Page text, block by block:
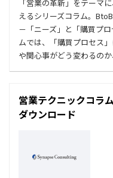
「営業の革新」をテーマ
えるシリーズコラム。
－「ニーズ」と「購買プ
ムでは、「購買プロセス
や関心事がどう変わるのか
営業テクニックコラ
ダウンロード